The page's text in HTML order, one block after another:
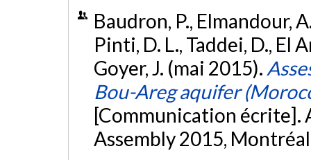
Baudron, P., Elmandour,
Pinti, D. L., Taddei, D., El
Goyer, J. (mai 2015).
Bou-Areg aquifer
[Communication écrite].
Assembly 2015,